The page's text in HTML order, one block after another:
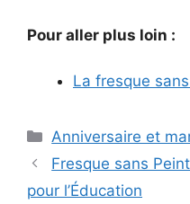
Pour aller plus loin :
La fresque
Catégories
Anniversaire et
Fresque sans
pour l’Éducation